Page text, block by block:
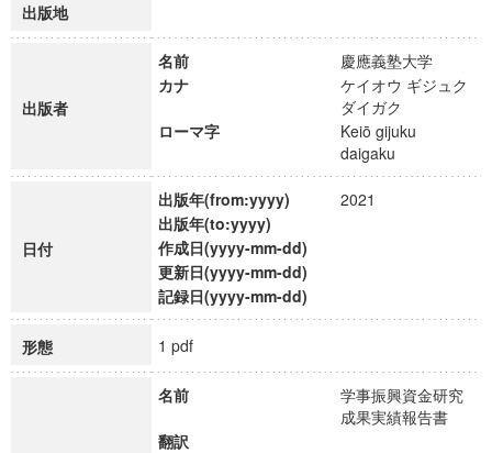
出版地
出版者
名前
慶應義塾大学
カナ
ケイオウ ギジュク
ダイガク
ローマ字
Keiō gijuku
daigaku
日付
出版年(from:yyyy)
2021
出版年(to:yyyy)
作成日(yyyy-mm-dd)
更新日(yyyy-mm-dd)
記録日(yyyy-mm-dd)
形態 1 pdf
名前
学事振興資金研究
成果実績報告書
翻訳